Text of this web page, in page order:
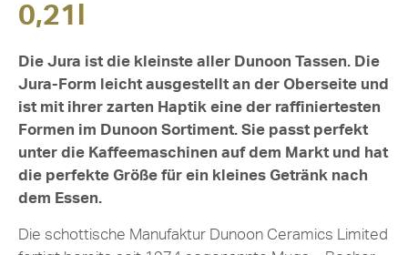
0,21l
Die Jura ist die kleinste aller Dunoon Tassen. Die
Jura-Form leicht ausgestellt an der Oberseite und
ist mit ihrer zarten Haptik eine der raffiniertesten
Formen im Dunoon Sortiment. Sie passt perfekt
unter die Kaffeemaschinen auf dem Markt und hat
die perfekte Größe für ein kleines Getränk nach
dem Essen.
Die schottische Manufaktur Dunoon Ceramics Limited